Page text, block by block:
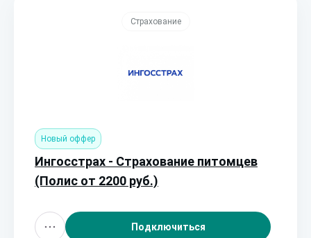
Страхование
Новый оффер
Ингосстрах - Страхование питомцев
(Полис от 2200 руб.)
Подключиться